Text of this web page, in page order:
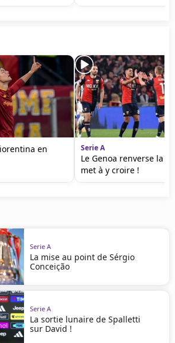
en
Serie A
Le Genoa renverse la
met à y croire !
Serie A
La mise au point de Sérgio
Conceição
Serie A
La sortie lunaire de Spalletti
sur David !